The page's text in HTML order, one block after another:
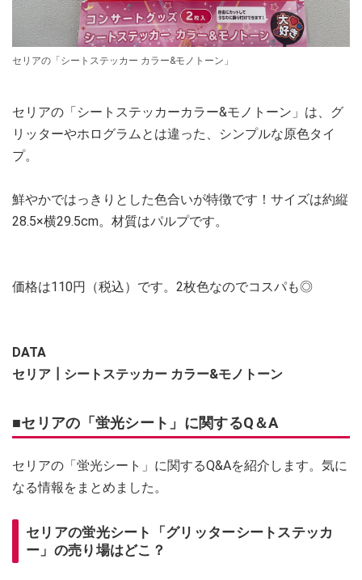
セリアの「シートステッカー カラー&モノトーン」
セリアの「シートステッカーカラー&モノトーン」は、グ
リッターやホログラムとは違った、シンプルな原色タイ
プ。
鮮やかではっきりとした色合いが特徴です！サイズは約縦
28.5×横29.5cm。材質はパルプです。
価格は110円（税込）です。2枚色なのでコスパも◎
DATA
セリア┃シートステッカー カラー&モノトーン
■セリアの「蛍光シート」に関するQ＆A
セリアの「蛍光シート」に関するQ&Aを紹介します。気に
なる情報をまとめました。
セリアの蛍光シート「グリッターシートステッカ
ー」の売り場はどこ？